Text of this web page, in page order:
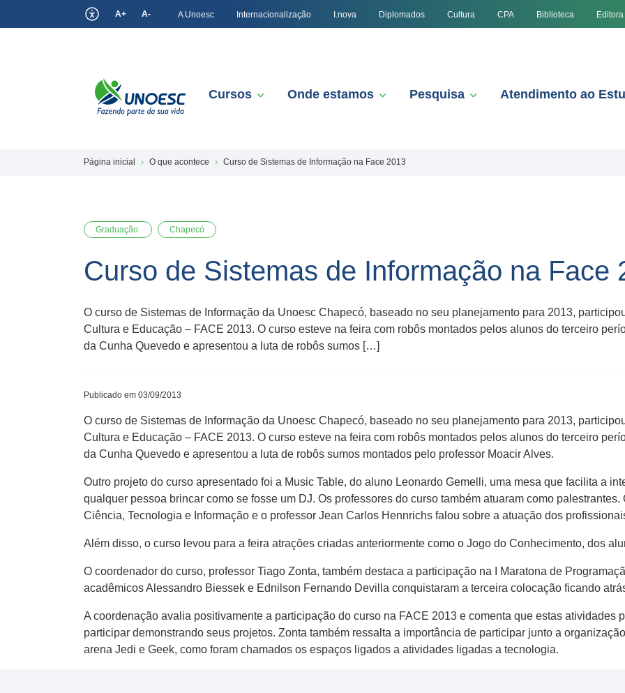
A+ A- A Unoesc Internacionalização I.nova Diplomados Cultura CPA Biblioteca Editora
Cursos Onde estamos Pesquisa Atendimento ao
Página inicial O que acontece Curso de Sistemas de Informação na Face 2013
Graduação Chapecó
Curso de Sistemas de Informação na Face
O curso de Sistemas de Informação da Unoesc Chapecó, baseado no seu planejamento para 2013,
Cultura e Educação – FACE 2013. O curso esteve na feira com robôs montados pelos alunos do terceiro
da Cunha Quevedo e apresentou a luta de robôs sumos […]
Publicado em 03/09/2013
O curso de Sistemas de Informação da Unoesc Chapecó, baseado no seu planejamento para 2013,
Cultura e Educação – FACE 2013. O curso esteve na feira com robôs montados pelos alunos do terceiro
da Cunha Quevedo e apresentou a luta de robôs sumos montados pelo professor Moacir Alves.
Outro projeto do curso apresentado foi a Music Table, do aluno Leonardo Gemelli, uma mesa que facilita a
qualquer pessoa brincar como se fosse um DJ. Os professores do curso também atuaram como
Ciência, Tecnologia e Informação e o professor Jean Carlos Hennrichs falou sobre a atuação dos
Além disso, o curso levou para a feira atrações criadas anteriormente como o Jogo do Conhecimento, dos
O coordenador do curso, professor Tiago Zonta, também destaca a participação na I Maratona de
acadêmicos Alessandro Biessek e Ednilson Fernando Devilla conquistaram a terceira colocação ficando
A coordenação avalia positivamente a participação do curso na FACE 2013 e comenta que estas atividades
participar demonstrando seus projetos. Zonta também ressalta a importância de participar junto a
arena Jedi e Geek, como foram chamados os espaços ligados a atividades ligadas a tecnologia.